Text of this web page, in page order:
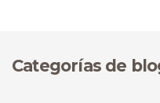
Categorías de